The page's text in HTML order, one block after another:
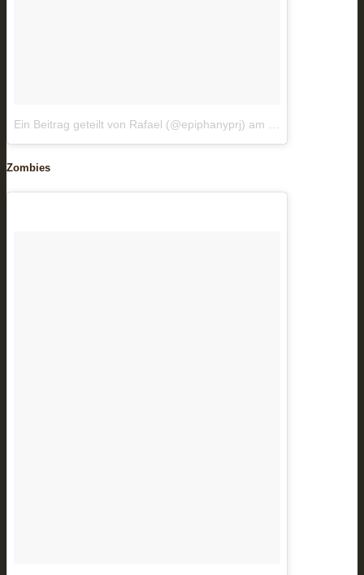
Ein Beitrag geteilt von Rafael (@epiphanyprj) am Okt 19, 2018 um
Zombies